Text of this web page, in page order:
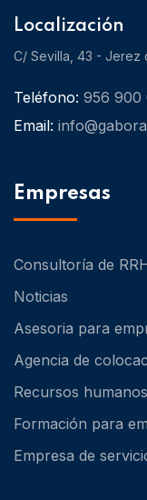
Localización
C/ Sevilla, 43 - Jerez
Teléfono: 956 900
Email:
Empresas
Consultoría de
Noticias
Asesoria para
Agencia de
Recursos humanos
Formación para
Empresa de